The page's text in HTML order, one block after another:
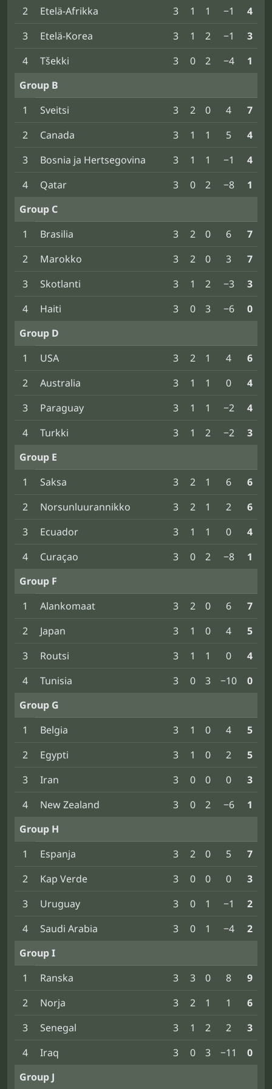
2
Etelä-Afrikka 3 1 1 −1
4
3
Etelä-Korea 3 1 2 −1
3
4
Tšekki 3 0 2 −4
1
Group B
1
Sveitsi 3 2 0 4
7
2
Canada 3 1 1 5
4
3
Bosnia ja Hertsegovina 3 1 1 −1
4
4
Qatar 3 0 2 −8
1
Group C
1
Brasilia 3 2 0 6
7
2
Marokko 3 2 0 3
7
3
Skotlanti 3 1 2 −3
3
4
Haiti 3 0 3 −6
0
Group D
1
USA 3 2 1 4
6
2
Australia 3 1 1 0
4
3
Paraguay 3 1 1 −2
4
4
Turkki 3 1 2 −2
3
Group E
1
Saksa 3 2 1 6
6
2
Norsunluurannikko 3 2 1 2
6
3
Ecuador 3 1 1 0
4
4
Curaçao 3 0 2 −8
1
Group F
1
Alankomaat 3 2 0 6
7
2
Japan 3 1 0 4
5
3
Routsi 3 1 1 0
4
4
Tunisia 3 0 3 −10
0
Group G
1
Belgia 3 1 0 4
5
2
Egypti 3 1 0 2
5
3
Iran 3 0 0 0
3
4
New Zealand 3 0 2 −6
1
Group H
1
Espanja 3 2 0 5
7
2
Kap Verde 3 0 0 0
3
3
Uruguay 3 0 1 −1
2
4
Saudi Arabia 3 0 1 −4
2
Group I
1
Ranska 3 3 0 8
9
2
Norja 3 2 1 1
6
3
Senegal 3 1 2 2
3
4
Iraq 3 0 3 −11
0
Group J